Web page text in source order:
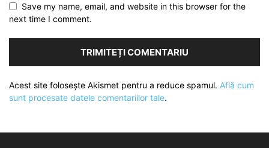
Save my name, email, and website in this browser for the
next time I comment.
Acest site folosește Akismet pentru a reduce spamul. Află cum
sunt procesate datele comentariilor tale.